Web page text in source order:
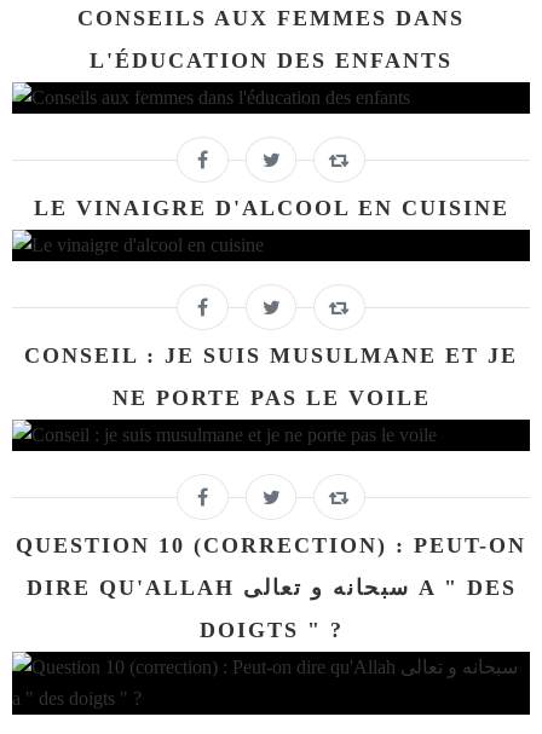
CONSEILS AUX FEMMES DANS
L'ÉDUCATION DES ENFANTS
LE VINAIGRE D'ALCOOL EN CUISINE
CONSEIL : JE SUIS MUSULMANE ET JE
NE PORTE PAS LE VOILE
QUESTION 10 (CORRECTION) : PEUT-ON
DIRE QU'ALLAH سبحانه و تعالى A " DES
DOIGTS " ?